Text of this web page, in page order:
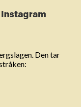
Den tar